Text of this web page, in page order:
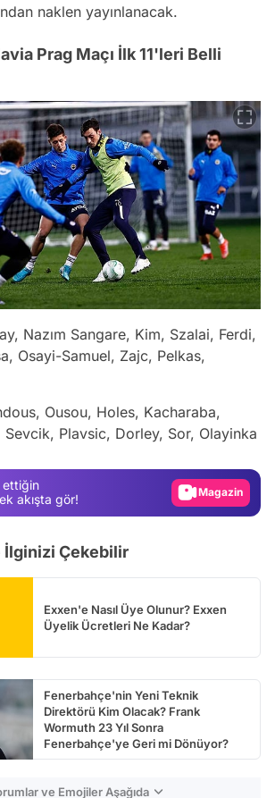
naklen yayınlanacak.
Prag Maçı İlk 11'leri Belli
Nazım Sangare, Kim, Szalai, Ferdi,
Osayi-Samuel, Zajc, Pelkas,
Ousou, Holes, Kacharaba,
Sevcik, Plavsic, Dorley, Sor, Olayinka
ettiğin
akışta gör!
Test
Magazin
İlginizi Çekebilir
Exxen'e Nasıl Üye Olunur? Exxen
Üyelik Ücretleri Ne Kadar?
Fenerbahçe'nin Yeni Teknik
Direktörü Kim Olacak? Frank
Wormuth 23 Yıl Sonra
Fenerbahçe'ye Geri mi Dönüyor?
ve Emojiler Aşağıda